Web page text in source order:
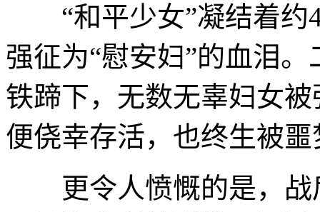
“和平少女”凝结着约
强征为“慰安妇”的血泪
铁蹄下，无数无辜妇女
便侥幸存活，也终生被
更令人愤慨的是，战